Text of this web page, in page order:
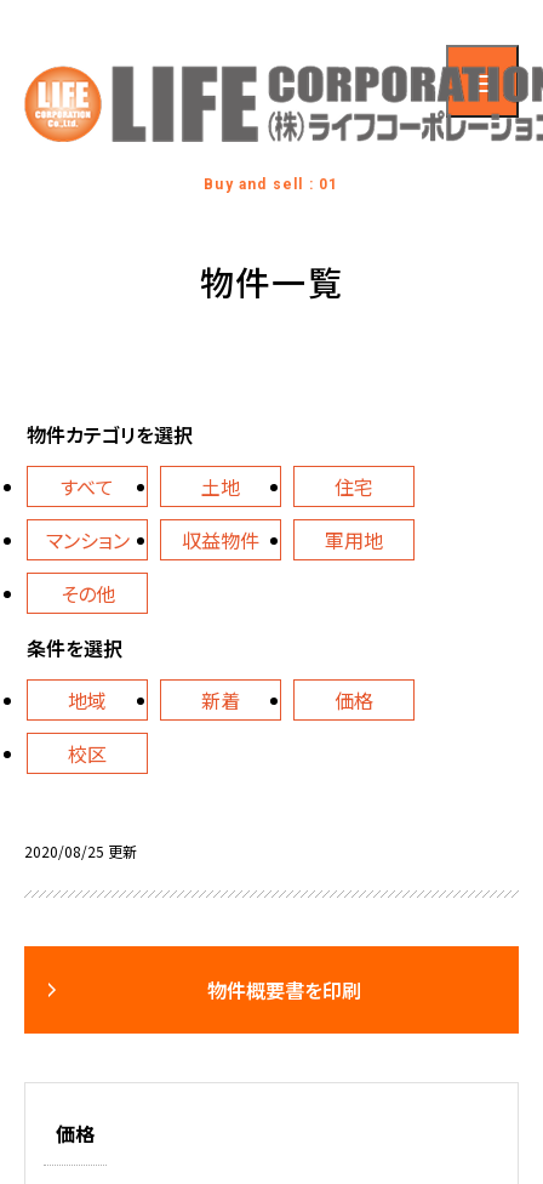
Buy and sell : 01
物件一覧
物件カテゴリを選択
すべて
土地
住宅
マンション
収益物件
軍用地
その他
条件を選択
地域
新着
価格
校区
2020/08/25 更新
物件概要書を印刷
価格